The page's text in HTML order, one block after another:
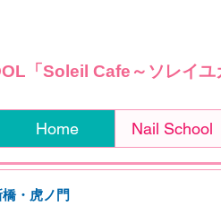
「Soleil Cafe～ソレイユ
Home Nail School
橋・虎ノ門